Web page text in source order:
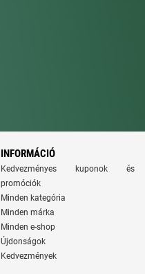
INFORMÁCIÓ
Kedvezményes kuponok és
promóciók
Minden kategória
Minden márka
Minden e-shop
Újdonságok
Kedvezmények